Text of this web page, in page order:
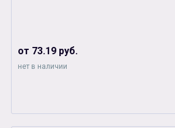
от 73.19 руб.
нет в наличии